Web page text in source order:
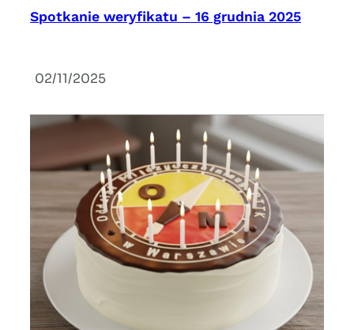
Spotkanie weryfikatu – 16 grudnia 2025
02/11/2025